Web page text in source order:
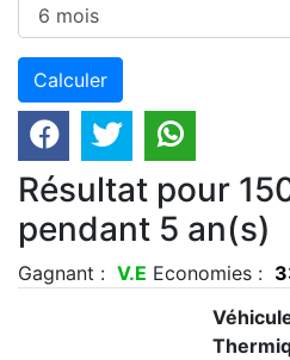
Résultat pour
pendant 5 an(s)
Gagnant : V.E Economies :